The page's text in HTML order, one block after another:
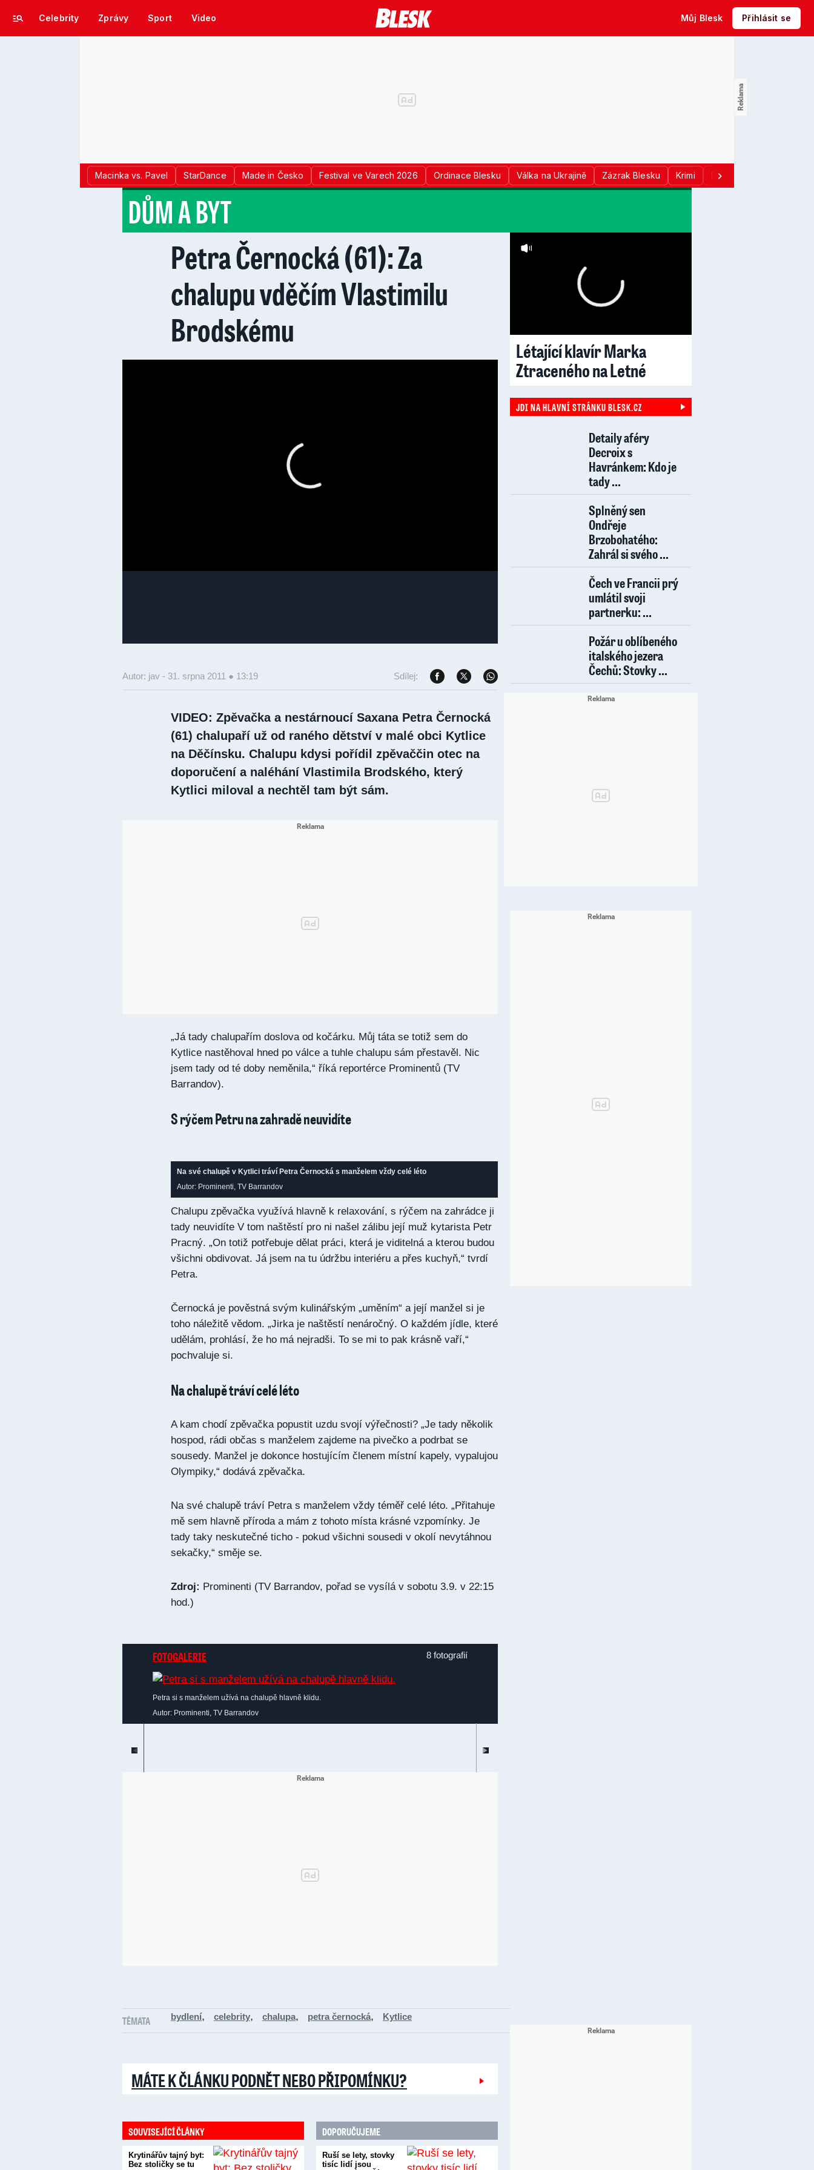
Celebrity Zprávy Sport Video Můj Blesk Přihlásit se
Macinka vs. Pavel StarDance Made in Česko Festival ve Varech 2026 Ordinace Blesku Válka na Ukrajině Zázrak Blesku Krimi Donald Trump
DŮM A BYT
Petra Černocká (61): Za
chalupu vděčím Vlastimilu
Brodskému
Autor: jav - 31. srpna 2011 ● 13:19 Sdílej:
VIDEO: Zpěvačka a nestárnoucí Saxana Petra Černocká
(61) chalupaří už od raného dětství v malé obci Kytlice
na Děčínsku. Chalupu kdysi pořídil zpěvaččin otec na
doporučení a naléhání Vlastimila Brodského, který
Kytlici miloval a nechtěl tam být sám.
„Já tady chalupařím doslova od kočárku. Můj táta se totiž sem do
Kytlice nastěhoval hned po válce a tuhle chalupu sám přestavěl. Nic
jsem tady od té doby neměnila,“ říká reportérce Prominentů (TV
Barrandov).
S rýčem Petru na zahradě neuvidíte
Na své chalupě v Kytlici tráví Petra Černocká s manželem vždy celé léto
Autor: Prominenti, TV Barrandov
Chalupu zpěvačka využívá hlavně k relaxování, s rýčem na zahrádce ji
tady neuvidíte V tom naštěstí pro ni našel zálibu její muž kytarista Petr
Pracný. „On totiž potřebuje dělat práci, která je viditelná a kterou budou
všichni obdivovat. Já jsem na tu údržbu interiéru a přes kuchyň,“ tvrdí
Petra.
Černocká je pověstná svým kulinářským „uměním“ a její manžel si je
toho náležitě vědom. „Jirka je naštěstí nenáročný. O každém jídle, které
udělám, prohlásí, že ho má nejradši. To se mi to pak krásně vaří,“
pochvaluje si.
Na chalupě tráví celé léto
A kam chodí zpěvačka popustit uzdu svojí výřečnosti? „Je tady několik
hospod, rádi občas s manželem zajdeme na pivečko a podrbat se
sousedy. Manžel je dokonce hostujícím členem místní kapely, vypalujou
Olympiky,“ dodává zpěvačka.
Na své chalupě tráví Petra s manželem vždy téměř celé léto. „Přitahuje
mě sem hlavně příroda a mám z tohoto místa krásné vzpomínky. Je
tady taky neskutečné ticho - pokud všichni sousedi v okolí nevytáhnou
sekačky,“ směje se.
Zdroj: Prominenti (TV Barrandov, pořad se vysílá v sobotu 3.9. v 22:15
hod.)
FOTOGALERIE 8 fotografií
Petra si s manželem užívá na chalupě hlavně klidu.
Autor: Prominenti, TV Barrandov
TÉMATA bydlení, celebrity, chalupa, petra černocká, Kytlice
MÁTE K ČLÁNKU PODNĚT NEBO PŘIPOMÍNKU?
SOUVISEJÍCÍ ČLÁNKY
Krytinářův tajný byt:
Bez stoličky se tu
DOPORUČUJEME
Ruší se lety, stovky
tisíc lidí jsou
Létající klavír Marka
Ztraceného na Letné
JDI NA HLAVNÍ STRÁNKU BLESK.CZ
Detaily aféry
Decroix s
Havránkem: Kdo je
tady ...
Splněný sen
Ondřeje
Brzobohatého:
Zahrál si svého ...
Čech ve Francii prý
umlátil svoji
partnerku: ...
Požár u oblíbeného
italského jezera
Čechů: Stovky ...